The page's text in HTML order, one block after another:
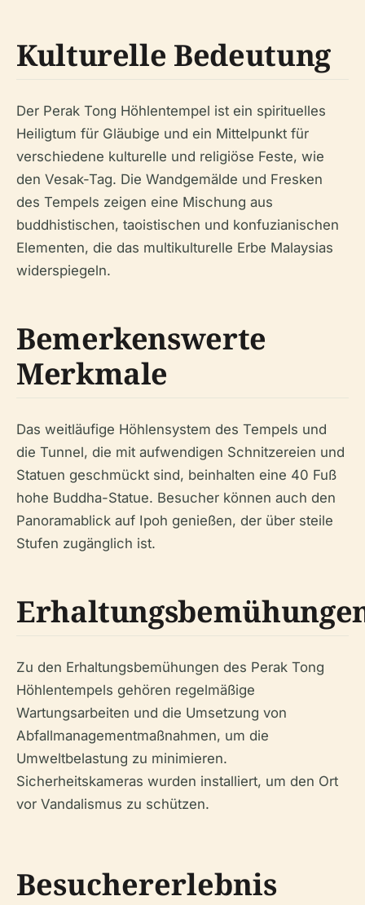
Kulturelle Bedeutung
Der Perak Tong Höhlentempel ist ein spirituelles
Heiligtum für Gläubige und ein Mittelpunkt für
verschiedene kulturelle und religiöse Feste, wie
den Vesak-Tag. Die Wandgemälde und Fresken
des Tempels zeigen eine Mischung aus
buddhistischen, taoistischen und konfuzianischen
Elementen, die das multikulturelle Erbe Malaysias
widerspiegeln.
Bemerkenswerte
Merkmale
Das weitläufige Höhlensystem des Tempels und
die Tunnel, die mit aufwendigen Schnitzereien und
Statuen geschmückt sind, beinhalten eine 40 Fuß
hohe Buddha-Statue. Besucher können auch den
Panoramablick auf Ipoh genießen, der über steile
Stufen zugänglich ist.
Zu den Erhaltungsbemühungen des Perak Tong
Höhlentempels gehören regelmäßige
Wartungsarbeiten und die Umsetzung von
Abfallmanagementmaßnahmen, um die
Umweltbelastung zu minimieren.
Sicherheitskameras wurden installiert, um den Ort
vor Vandalismus zu schützen.
Besuchererlebnis